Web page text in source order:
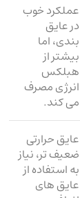
عملکرد خوب
در عایق‌
بندی، اما
بیشتر از
هبلکس
انرژی مصرف
می ‌کند.
عایق حرارتی
ضعیف ‌تر، نیاز
به استفاده از
عایق ‌های